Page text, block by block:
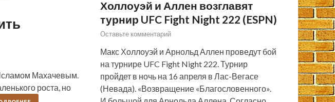
Махачевым.
роста, но
Холлоуэй и Аллен возглавят
турнир UFC Fight Night 222 (ESPN)
Оставьте комментарий
Макс Холлоуэй и Арнольд Аллен проведут бой
на турнире UFC Fight Night 222. Турнир
пройдет в ночь на 16 апреля в Лас-Вегасе
(Невада). «Возвращение «Благословенного».